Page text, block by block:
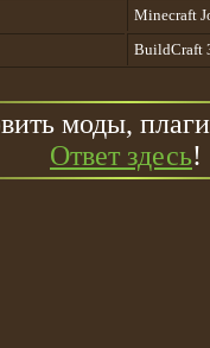
Minecraft
BuildCraft
моды,
Ответ здесь!